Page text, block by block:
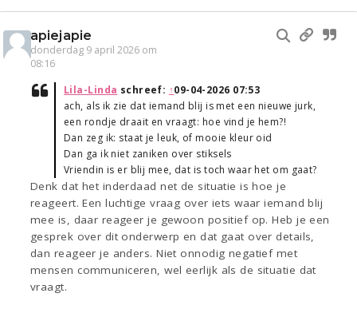
apiejapie
donderdag 9 april 2026 om
08:16
Lila-Linda schreef: ↑09-04-2026 07:53
ach, als ik zie dat iemand blij is met een nieuwe jurk,
een rondje draait en vraagt: hoe vind je hem?!
Dan zeg ik: staat je leuk, of mooie kleur oid
Dan ga ik niet zaniken over stiksels
Vriendin is er blij mee, dat is toch waar het om gaat?
Denk dat het inderdaad net de situatie is hoe je
reageert. Een luchtige vraag over iets waar iemand blij
mee is, daar reageer je gewoon positief op. Heb je een
gesprek over dit onderwerp en dat gaat over details,
dan reageer je anders. Niet onnodig negatief met
mensen communiceren, wel eerlijk als de situatie dat
vraagt.